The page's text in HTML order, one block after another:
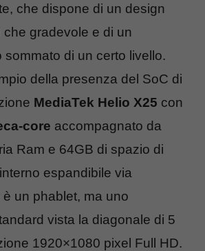
che dispone di un design
che gradevole e di un
sommato di un certo livello.
della presenza del SoC di
MediaTek Helio X25 con
core accompagnato da
Ram e 64GB di spazio di
espandibile via
un phablet, ma uno
vista la diagonale di 5
1920×1080 pixel Full HD.